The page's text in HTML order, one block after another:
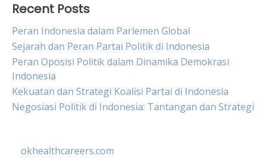
Recent Posts
Peran Indonesia dalam Parlemen Global
Sejarah dan Peran Partai Politik di Indonesia
Peran Oposisi Politik dalam Dinamika Demokrasi
Indonesia
Kekuatan dan Strategi Koalisi Partai di Indonesia
Negosiasi Politik di Indonesia: Tantangan dan Strategi
okhealthcareers.com